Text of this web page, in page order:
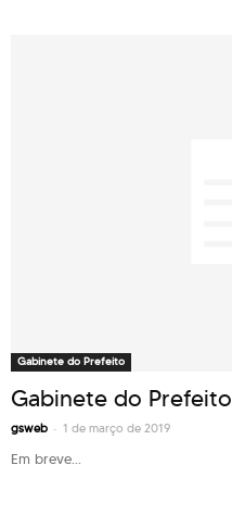
Gabinete do Prefeito
Gabinete do Prefeito
gsweb - 1 de março de 2019
Em breve...